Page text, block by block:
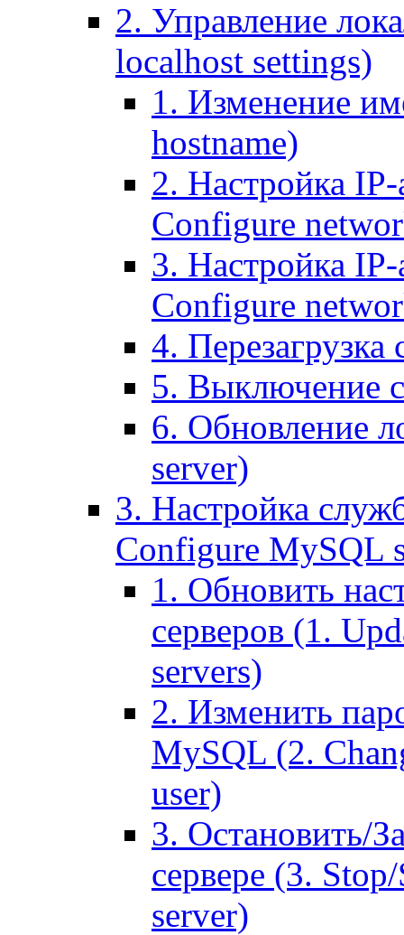
2. Управление
localhost settings)
1. Изменение
hostname)
2. Настройка IP-
Configure
3. Настройка
Configure
4. Перезагрузка
5. Выключение
6. Обновление
server)
3. Настройка
Configure MySQL
1. Обновить
серверов (1.
servers)
2. Изменить
MySQL (2.
user)
3. Остановить/
сервере (3.
server)